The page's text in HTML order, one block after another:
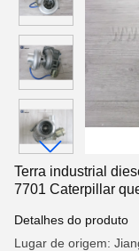
Terra industrial
7701 Caterpillar
Detalhes do produto
Lugar de origem: